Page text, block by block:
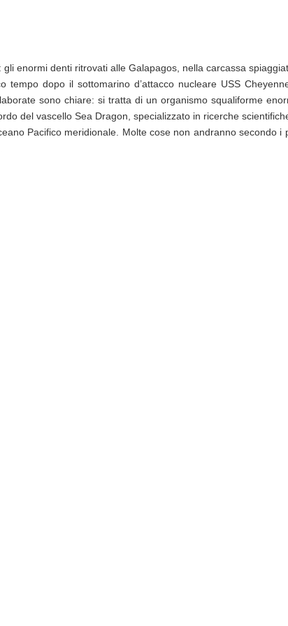
enormi denti ritrovati alle ​​Galapagos, nella carcassa
tempo dopo il sottomarino d’attacco nucleare USS
sono chiare: si tratta di un organismo squaliforme
del vascello Sea Dragon, specializzato in ricerche
Pacifico meridionale. Molte cose non andranno